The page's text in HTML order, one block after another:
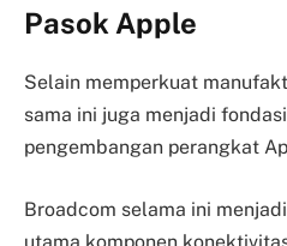
Pasok Apple
Selain memperkuat
sama ini juga menjadi
pengembangan perangkat
Broadcom selama ini